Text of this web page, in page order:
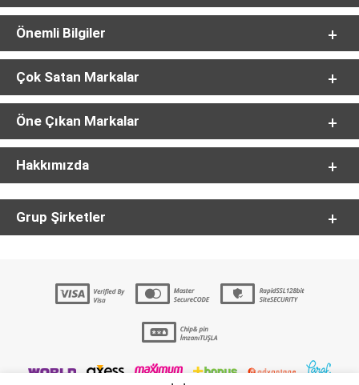
Önemli Bilgiler
Çok Satan Markalar
Öne Çıkan Markalar
Hakkımızda
Grup Şirketler